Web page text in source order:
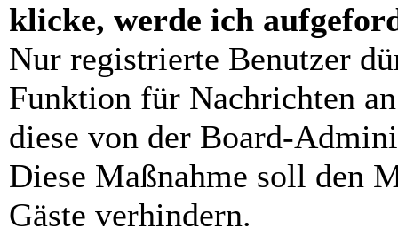
klicke, werde ich
Nur registrierte Benutzer
Funktion für Nachrichten
diese von der Board-
Diese Maßnahme soll den
Gäste verhindern.